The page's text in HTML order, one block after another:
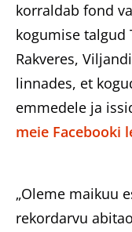
korraldab fond
kogumise talgud
Rakveres,
linnades, et
emmedele ja
meie Facebooki
„Oleme maikuu
rekordarvu